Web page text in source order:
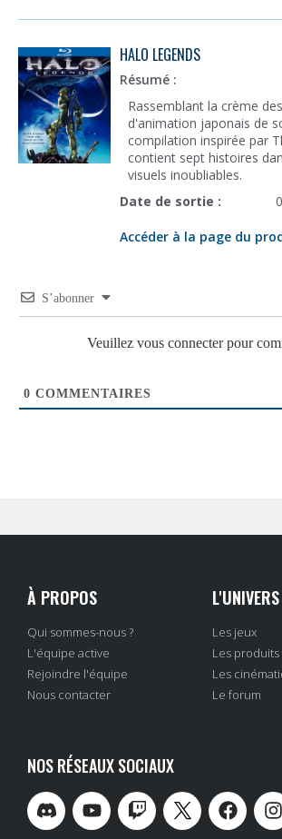
HALO LEGENDS
Résumé :
Rassemblant la crème
d'animation japonais de
compilation inspirée par
contient sept histoires
visuels inoubliables.
Date de sortie :
Accéder à la page du
S’abonner
Veuillez vous connecter pour
0 COMMENTAIRES
À PROPOS
Qui sommes-nous ?
L'équipe active
Rejoindre l'équipe
Nous contacter
Les jeux
Les
Les
Le forum
NOS RÉSEAUX SOCIAUX